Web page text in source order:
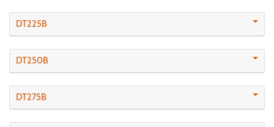
DT225B
DT250B
DT275B